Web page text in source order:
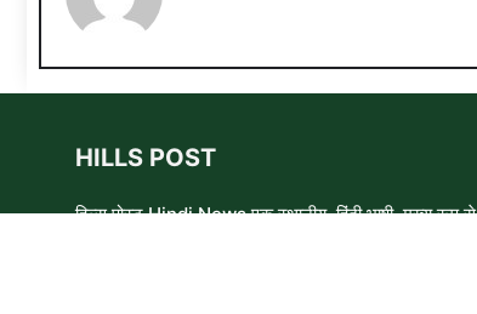
HILLS POST
हिल्स पोस्ट Hindi News एक स्थानीय, हिंदी भाषी, मुख्य रूप से